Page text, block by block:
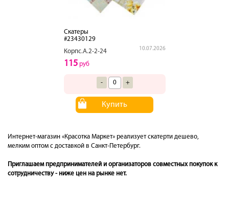
Скатеры
#23430129
Корпс.А.2-2-24
10.07.2026
115руб
- +
Купить
Интернет-магазин «Красотка Маркет» реализует скатерти дешево,
мелким оптом с доставкой в Санкт-Петербург.
Приглашаем предпринимателей и организаторов совместных покупок к
сотрудничеству - ниже цен на рынке нет.